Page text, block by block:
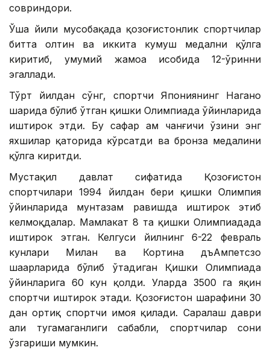
совриндори.
Ўша йили мусобақада қозоғистонлик спортчилар
битта олтин ва иккита кумуш медални қўлга
киритиб, умумий жамоа ҳисобида 12-ўринни
эгаллади.
Тўрт йилдан сўнг, спортчи Япониянинг Нагано
шаҳрида бўлиб ўтган қишки Олимпиада ўйинларида
иштирок этди. Бу сафар ҳам чанғичи ўзини энг
яхшилар қаторида кўрсатди ва бронза медалини
қўлга киритди.
Мустақил давлат сифатида Қозоғистон
спортчилари 1994 йилдан бери қишки Олимпия
ўйинларида мунтазам равишда иштирок этиб
келмоқдалар. Мамлакат 8 та қишки Олимпиадада
иштирок этган. Келгуси йилнинг 6-22 февраль
кунлари Милан ва Кортина дъАмпетсзо
шаҳарларида бўлиб ўтадиган Қишки Олимпиада
ўйинларига 60 кун қолди. Уларда 3500 га яқин
спортчи иштирок этади. Қозоғистон шарафини 30
дан ортиқ спортчи ҳимоя қилади. Саралаш даври
ҳали тугамаганлиги сабабли, спортчилар сони
ўзгариши мумкин.